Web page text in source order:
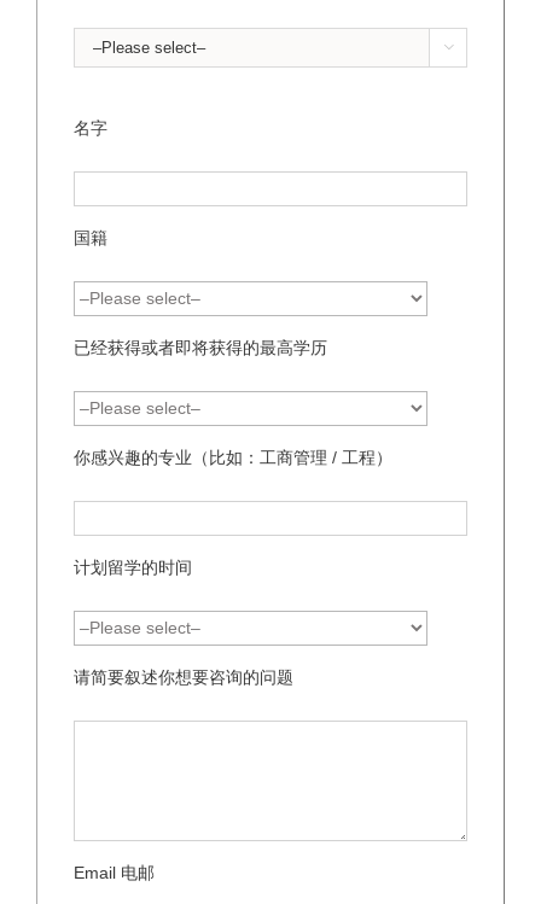

名字
国籍
已经获得或者即将获得的最高学历
你感兴趣的专业（比如：工商管理 / 工程）
计划留学的时间
请简要叙述你想要咨询的问题
Email 电邮